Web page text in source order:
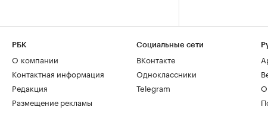
РБК
О компании
Контактная информация
Редакция
Размещение рекламы
Социальные сети
ВКонтакте
Одноклассники
Telegram
О